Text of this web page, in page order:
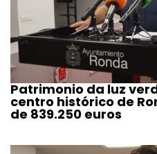
Patrimonio da luz
centro histórico de
de 839.250 euros